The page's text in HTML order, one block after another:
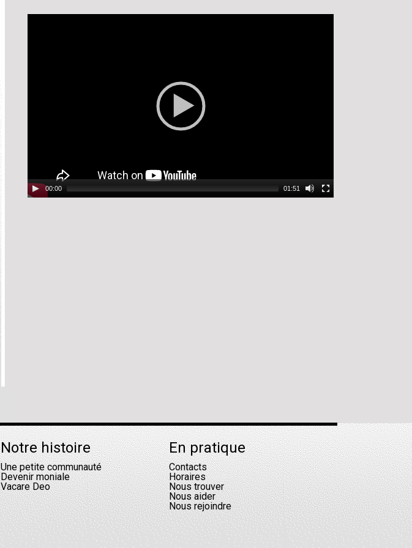
00:00 01:51
Notre histoire
Une petite communauté
Devenir moniale
Vacare Deo
En pratique
Contacts
Horaires
Nous trouver
Nous aider
Nous rejoindre